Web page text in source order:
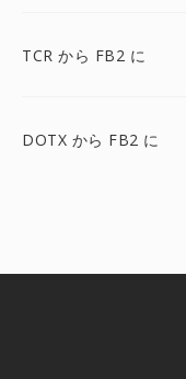
TCR から FB2 に
DOTX から FB2 に